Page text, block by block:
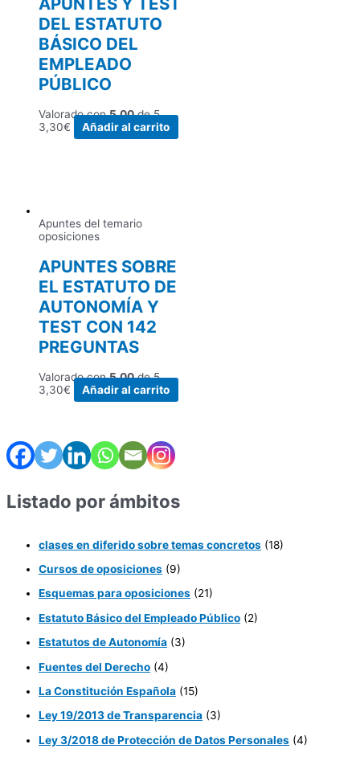
DEL ESTATUTO
BÁSICO DEL
EMPLEADO
PÚBLICO
Valorado con5.00de 5
3,30€ Añadir al carrito
Apuntes del temario
oposiciones
APUNTES SOBRE
EL ESTATUTO DE
AUTONOMÍA Y
TEST CON 142
PREGUNTAS
Valorado con5.00de 5
3,30€ Añadir al carrito
Listado por ámbitos
clases en diferido sobre temas concretos (18)
Cursos de oposiciones (9)
Esquemas para oposiciones (21)
Estatuto Básico del Empleado Público (2)
Estatutos de Autonomía (3)
Fuentes del Derecho (4)
La Constitución Española (15)
Ley 19/2013 de Transparencia (3)
Ley 3/2018 de Protección de Datos Personales (4)